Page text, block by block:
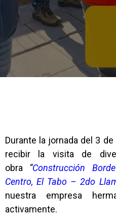
Durante la jornada del 3
recibir la visita de
obra “Construcción
Centro, El Tabo – 2do
nuestra empresa
activamente.